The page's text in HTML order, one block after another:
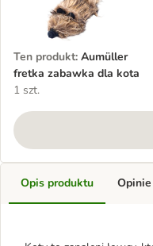
Ten produkt: Aumüller
fretka zabawka dla kota
1 szt.
Opis produktu Opinie